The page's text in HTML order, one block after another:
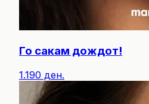
Го сакам дождот!
1.190 ден.